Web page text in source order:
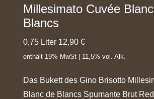
Millesimato Cuvée
Blancs
0,75 Liter 12,90 €
enthält 19% MwSt | 11,5% vol. Alk.
Das Bukett des Gino Brisotto
Blanc de Blancs Spumante Brut